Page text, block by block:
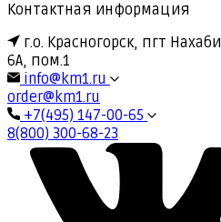
Контактная информация
г.о. Красногорск, пгт
6А, пом.1
info@km1.ru
order@km1.ru
+7(495) 147-00-65
8(800) 300-68-23